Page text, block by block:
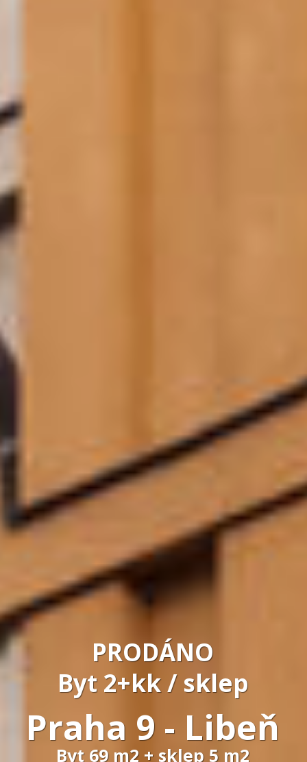
PRODÁNO
Byt 2+kk / sklep
Praha 9 - Libeň
Byt 69 m2 + sklep 5 m2